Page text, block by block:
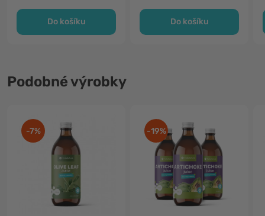
Do košíku Do košíku
Podobné výrobky
-7% -19%